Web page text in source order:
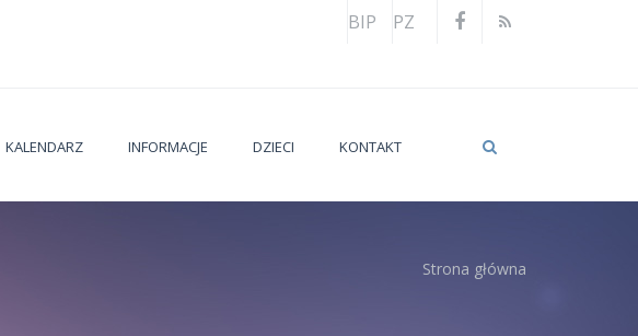
BIP PZ
KALENDARZ INFORMACJE DZIECI KONTAKT
Strona główna